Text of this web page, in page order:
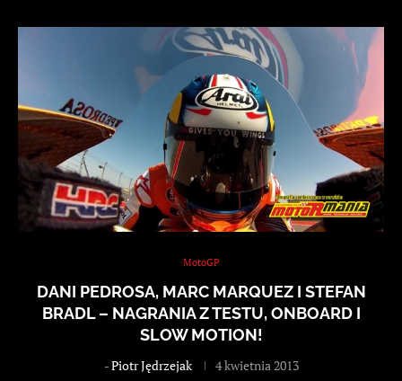
MotoGP
DANI PEDROSA, MARC MARQUEZ I STEFAN
BRADL – NAGRANIA Z TESTU, ONBOARD I
SLOW MOTION!
-Piotr Jędrzejak 4 kwietnia 2013